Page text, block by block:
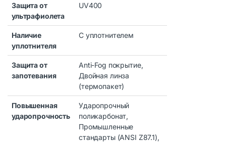
Защита от
ультрафиолета
UV400
Наличие
уплотнителя
С уплотнителем
Защита от
запотевания
Anti-Fog покрытие,
Двойная линза
(термопакет)
Повышенная
ударопрочность
Ударопрочный
поликарбонат,
Промышленные
стандарты (ANSI Z87.1),